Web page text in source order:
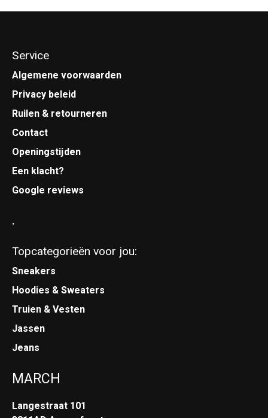
Service
Algemene voorwaarden
Privacy beleid
Ruilen & retourneren
Contact
Openingstijden
Een klacht?
Google reviews
.
Topcategorieën voor jou:
Sneakers
Hoodies & Sweaters
Truien & Vesten
Jassen
Jeans
MARCH
Langestraat 101